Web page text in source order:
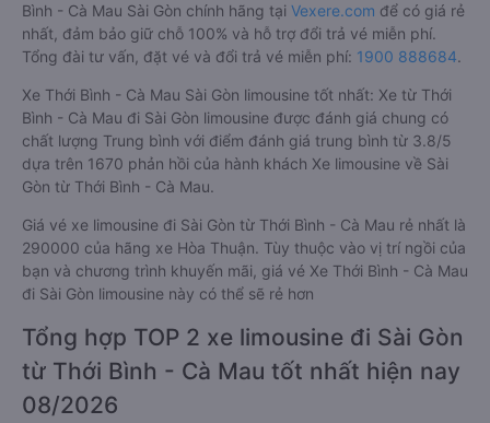
Bình - Cà Mau Sài Gòn chính hãng tại Vexere.com để có giá rẻ
nhất, đảm bảo giữ chỗ 100% và hỗ trợ đổi trả vé miễn phí.
Tổng đài tư vấn, đặt vé và đổi trả vé miễn phí: 1900 888684.
Xe Thới Bình - Cà Mau Sài Gòn limousine tốt nhất: Xe từ Thới
Bình - Cà Mau đi Sài Gòn limousine được đánh giá chung có
chất lượng Trung bình với điểm đánh giá trung bình từ 3.8/5
dựa trên 1670 phản hồi của hành khách Xe limousine về Sài
Gòn từ Thới Bình - Cà Mau.
Giá vé xe limousine đi Sài Gòn từ Thới Bình - Cà Mau rẻ nhất là
290000 của hãng xe Hòa Thuận. Tùy thuộc vào vị trí ngồi của
bạn và chương trình khuyến mãi, giá vé Xe Thới Bình - Cà Mau
đi Sài Gòn limousine này có thể sẽ rẻ hơn
Tổng hợp TOP 2 xe limousine đi Sài Gòn
từ Thới Bình - Cà Mau tốt nhất hiện nay
08/2026